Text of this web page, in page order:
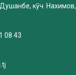
кӯч.
08 43